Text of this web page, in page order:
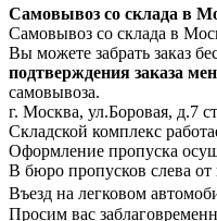
Самовывоз со склада в
Самовывоз со склада в
Вы можете забрать заказ
подтверждения заказа
самовывоза.
г. Москва, ул.Боровая, д.7
Складской комплекс
Оформление пропуска
В бюро пропусков слева от
Въезд на легковом
Просим вас